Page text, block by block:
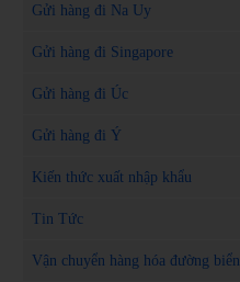
Gửi hàng đi Na Uy
Gửi hàng đi Singapore
Gửi hàng đi Úc
Gửi hàng đi Ý
Kiến thức xuất nhập khẩu
Tin Tức
Vận chuyển hàng hóa đường biển